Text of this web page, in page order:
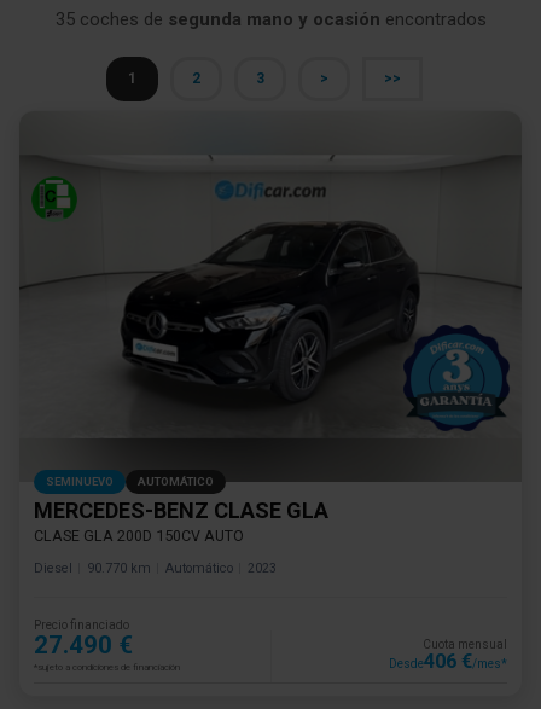
35 coches de segunda mano y ocasión encontrados
1 2 3 > >>
SEMINUEVO AUTOMÁTICO
MERCEDES-BENZ CLASE GLA
CLASE GLA 200D 150CV AUTO
Diesel 90.770 km Automático 2023
Precio financiado
27.490 €
*sujeto a condiciones de financiación
Cuota mensual
Desde406 €/mes*